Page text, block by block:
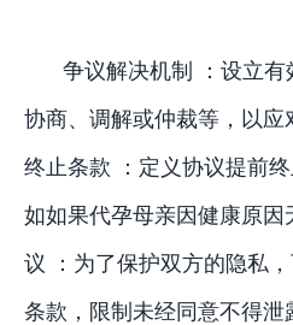
争议解决机制 ：设立
协商、调解或仲裁等，以
终止条款 ：定义协议提前
如如果代孕母亲因健康原
议 ：为了保护双方的隐私
条款，限制未经同意不得泄